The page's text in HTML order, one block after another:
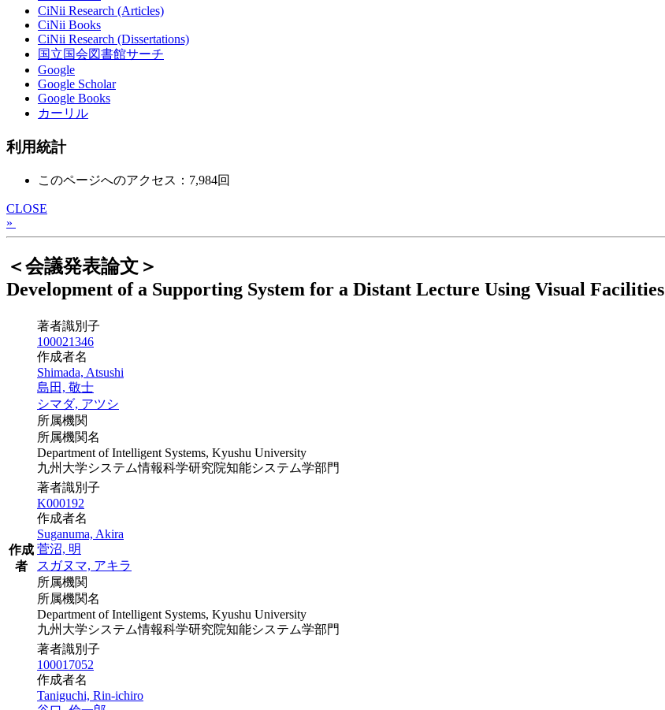
CiNii Research (Articles)
CiNii Books
CiNii Research (Dissertations)
国立国会図書館サーチ
Google
Google Scholar
Google Books
カーリル
利用統計
このページへのアクセス：7,984回
CLOSE
»
＜会議発表論文＞
Development of a Supporting System for a Distant Lecture Using Visual Facilities
作成
者
著者識別子
100021346
作成者名
Shimada, Atsushi
島田, 敬士
シマダ, アツシ
所属機関
所属機関名
Department of Intelligent Systems, Kyushu University
九州大学システム情報科学研究院知能システム学部門
著者識別子
K000192
作成者名
Suganuma, Akira
菅沼, 明
スガヌマ, アキラ
所属機関
所属機関名
Department of Intelligent Systems, Kyushu University
九州大学システム情報科学研究院知能システム学部門
著者識別子
100017052
作成者名
Taniguchi, Rin-ichiro